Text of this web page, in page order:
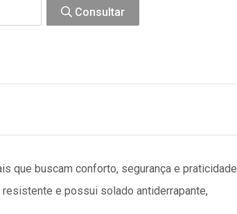
Consultar
que buscam conforto, segurança e praticidade
e possui solado antiderrapante,